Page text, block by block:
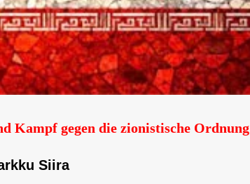
Kampf gegen die zionistische Ordnung
Siira